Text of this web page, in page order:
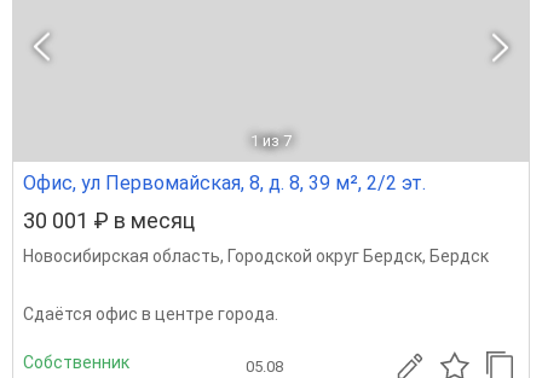
1 из 7
Офис, ул Первомайская, 8, д. 8, 39 м², 2/2 эт.
30 001 ₽ в месяц
Новосибирская область, Городской округ Бердск, Бердск
Сдаётся офис в центре города.
Собственник 05.08